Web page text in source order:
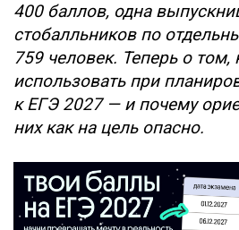
400 баллов, одна
стобалльников по
759 человек. Теперь о
использовать при
к ЕГЭ 2027 — и почему
них как на цель опасно.